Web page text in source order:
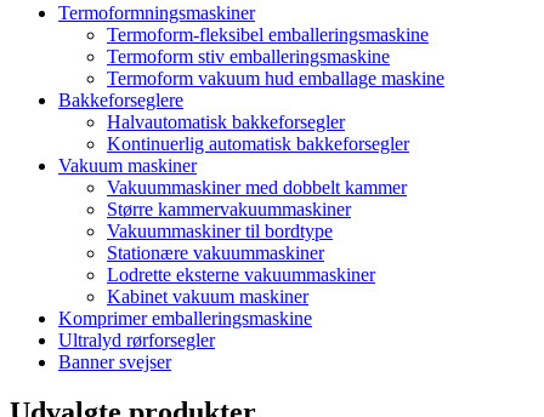
Termoformningsmaskiner
Termoform-fleksibel emballeringsmaskine
Termoform stiv emballeringsmaskine
Termoform vakuum hud emballage maskine
Bakkeforseglere
Halvautomatisk bakkeforsegler
Kontinuerlig automatisk bakkeforsegler
Vakuum maskiner
Vakuummaskiner med dobbelt kammer
Større kammervakuummaskiner
Vakuummaskiner til bordtype
Stationære vakuummaskiner
Lodrette eksterne vakuummaskiner
Kabinet vakuum maskiner
Komprimer emballeringsmaskine
Ultralyd rørforsegler
Banner svejser